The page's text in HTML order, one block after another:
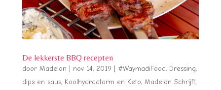
De lekkerste BBQ recepten
door Madelon nov 14, 2019 #WaymadiFood, Dressing,
dips en saus, Koolhydraatarm en Keto, Madelon Schrijft,